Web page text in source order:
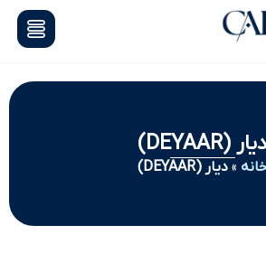
دیار (DEYAAR)
» دیار (DEYAAR)